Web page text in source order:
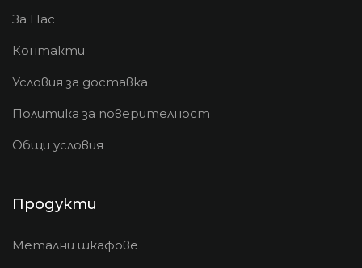
За Нас
Контакти
Условия за доставка
Политика за поверителност
Общи условия
Продукти
Метални шкафове